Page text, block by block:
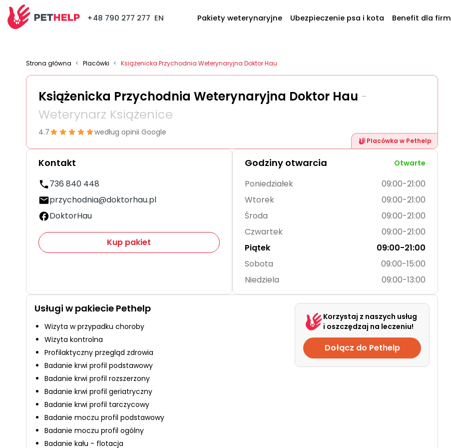
+48 790 277 277 EN Pakiety weterynaryjne Ubezpieczenie psa i kota Benefit dla firm
Strona główna < Placówki < Książenicka Przychodnia Weterynaryjna Doktor Hau
Książenicka Przychodnia Weterynaryjna Doktor Hau -
Weterynarz Książenice
4.7 według opinii Google
Placówka w Pethelp
Kontakt
736 840 448
przychodnia@doktorhau.pl
DoktorHau
Kup pakiet
Godziny otwarcia Otwarte
Poniedziałek
09:00-21:00
Wtorek
09:00-21:00
Środa
09:00-21:00
Czwartek
09:00-21:00
Piątek
09:00-21:00
Sobota
09:00-15:00
Niedziela
09:00-13:00
Usługi w pakiecie Pethelp
Wizyta w przypadku choroby
Wizyta kontrolna
Profilaktyczny przegląd zdrowia
Badanie krwi profil podstawowy
Badanie krwi profil rozszerzony
Badanie krwi profil geriatryczny
Badanie krwi profil tarczycowy
Badanie moczu profil podstawowy
Badanie moczu profil ogólny
Badanie kału - flotacja
Korzystaj z naszych usług
i oszczędzaj na leczeniu!
Dołącz do Pethelp